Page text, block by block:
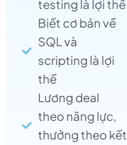
testing là lợi thế
Biết cơ bản về
SQL và
scripting là lợi
thế
Lương deal
theo năng lực,
thưởng theo kết